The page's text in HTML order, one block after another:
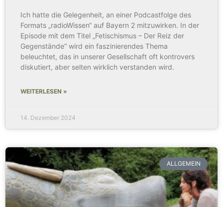
Ich hatte die Gelegenheit, an einer Podcastfolge des
Formats „radioWissen“ auf Bayern 2 mitzuwirken. In der
Episode mit dem Titel „Fetischismus – Der Reiz der
Gegenstände“ wird ein faszinierendes Thema
beleuchtet, das in unserer Gesellschaft oft kontrovers
diskutiert, aber selten wirklich verstanden wird.
WEITERLESEN »
14. Dezember 2024
ALLGEMEIN